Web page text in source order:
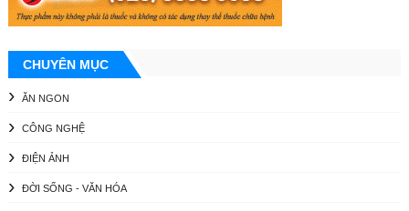
CHUYÊN MỤC
ĂN NGON
CÔNG NGHỆ
ĐIỆN ẢNH
ĐỜI SỐNG - VĂN HÓA